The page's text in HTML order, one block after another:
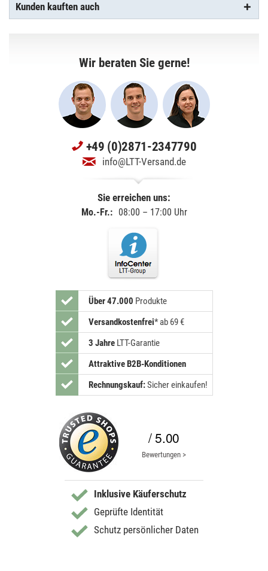
Kunden kauften auch
Wir beraten Sie gerne!
+49 (0)2871-2347790
info@LTT-Versand.de
Sie erreichen uns:
Mo.-Fr.: 08:00 – 17:00 Uhr
Über 47.000 Produkte
Versandkostenfrei* ab 69 €
3 JahreLTT-Garantie
Attraktive B2B-Konditionen
Rechnungskauf:Sicher einkaufen!
/ 5.00
Bewertungen >
Inklusive Käuferschutz
Geprüfte Identität
Schutz persönlicher Daten